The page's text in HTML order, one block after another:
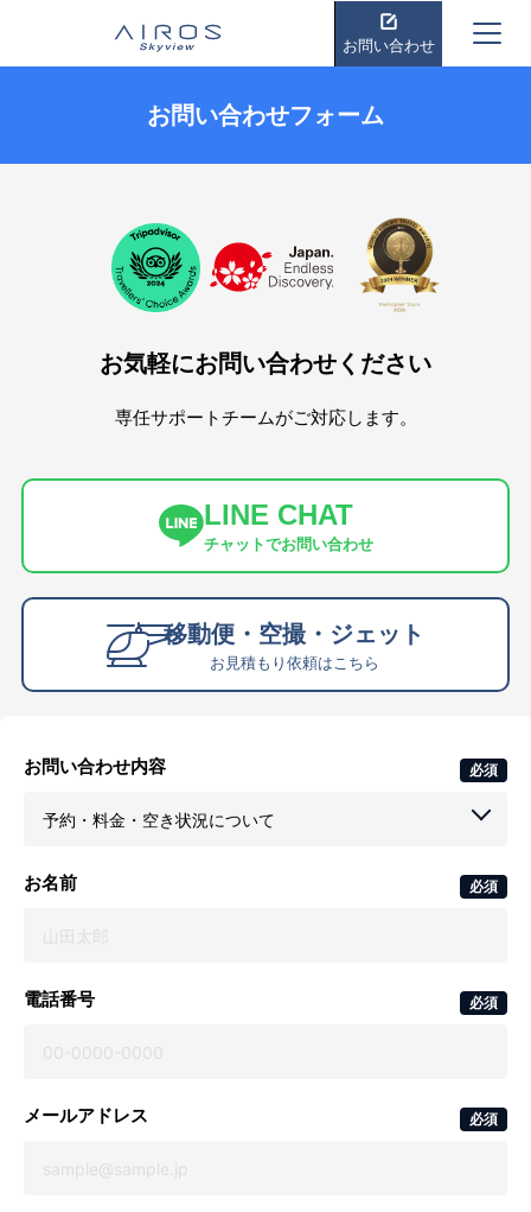
お問い合わせ
お問い合わせフォーム
お気軽にお問い合わせください
専任サポートチームがご対応します。
LINE CHAT
チャットでお問い合わせ
移動便・空撮・ジェット
お見積もり依頼はこちら
お問い合わせ内容 必須
お名前 必須
電話番号 必須
メールアドレス 必須